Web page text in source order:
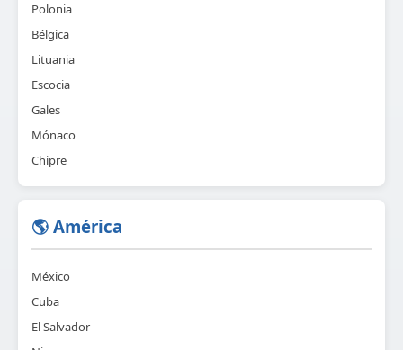
Polonia
Bélgica
Lituania
Escocia
Gales
Mónaco
Chipre
🌎 América
México
Cuba
El Salvador